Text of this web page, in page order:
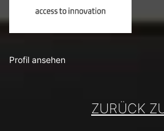
Profil ansehen
ZURÜCK